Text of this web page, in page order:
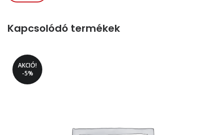
Kapcsolódó termékek
AKCIÓ!
-5%